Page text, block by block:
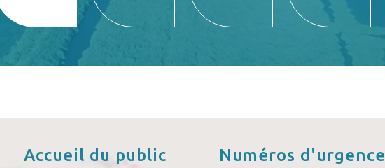
Accueil du public Numéros d'urgence